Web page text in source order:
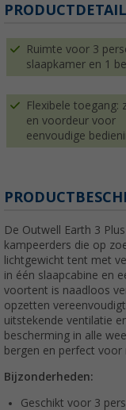
Ruimte voor 3
slaapkamer en 1
Flexibele toegang:
en voordeur voor
eenvoudige
De Outwell Earth 3
kampeerders die op
lichtgewicht tent met
in één slaapcabine en
voortent is naadloos
opzetten
uitstekende ventilatie
bescherming in alle
bergen en perfect voor
Bijzonderheden:
Geschikt voor 3